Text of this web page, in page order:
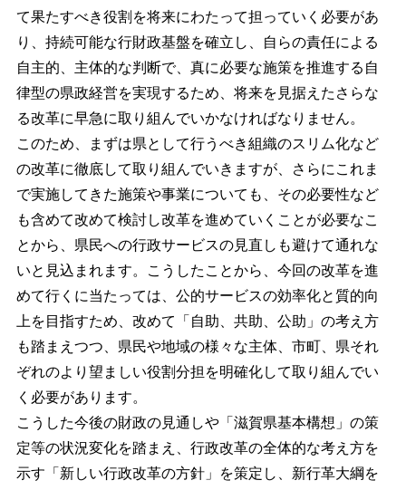
て果たすべき役割を将来にわたって担っていく必要があ
り、持続可能な行財政基盤を確立し、自らの責任による
自主的、主体的な判断で、真に必要な施策を推進する自
律型の県政経営を実現するため、将来を見据えたさらな
る改革に早急に取り組んでいかなければなりません。
このため、まずは県として行うべき組織のスリム化など
の改革に徹底して取り組んでいきますが、さらにこれま
で実施してきた施策や事業についても、その必要性など
も含めて改めて検討し改革を進めていくことが必要なこ
とから、県民への行政サービスの見直しも避けて通れな
いと見込まれます。こうしたことから、今回の改革を進
めて行くに当たっては、公的サービスの効率化と質的向
上を目指すため、改めて「自助、共助、公助」の考え方
も踏まえつつ、県民や地域の様々な主体、市町、県それ
ぞれのより望ましい役割分担を明確化して取り組んでい
く必要があります。
こうした今後の財政の見通しや「滋賀県基本構想」の策
定等の状況変化を踏まえ、行政改革の全体的な考え方を
示す「新しい行政改革の方針」を策定し、新行革大綱を